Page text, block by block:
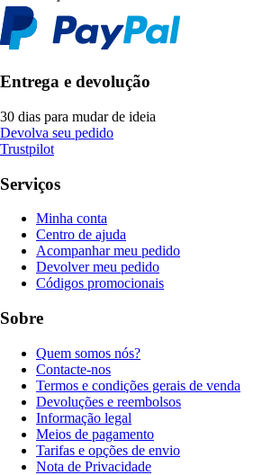
Entrega e devolução
30 dias para mudar de ideia
Devolva seu pedido
Trustpilot
Serviços
Minha conta
Centro de ajuda
Acompanhar meu pedido
Devolver meu pedido
Códigos promocionais
Sobre
Quem somos nós?
Contacte-nos
Termos e condições gerais de venda
Devoluções e reembolsos
Informação legal
Meios de pagamento
Tarifas e opções de envio
Nota de Privacidade